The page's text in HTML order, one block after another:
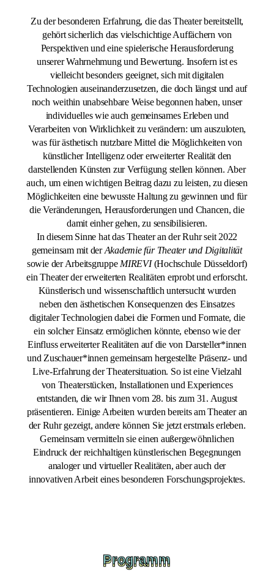
Zu der besonderen Erfahrung, die das Theater bereitstellt,
gehört sicherlich das vielschichtige Auffächern von
Perspektiven und eine spielerische Herausforderung
unserer Wahrnehmung und Bewertung. Insofern ist es
vielleicht besonders geeignet, sich mit digitalen
Technologien auseinanderzusetzen, die doch längst und auf
noch weithin unabsehbare Weise begonnen haben, unser
individuelles wie auch gemeinsames Erleben und
Verarbeiten von Wirklichkeit zu verändern: um auszuloten,
was für ästhetisch nutzbare Mittel die Möglichkeiten von
künstlicher Intelligenz oder erweiterter Realität den
darstellenden Künsten zur Verfügung stellen können. Aber
auch, um einen wichtigen Beitrag dazu zu leisten, zu diesen
Möglichkeiten eine bewusste Haltung zu gewinnen und für
die Veränderungen, Herausforderungen und Chancen, die
damit einher gehen, zu sensibilisieren.
In diesem Sinne hat das Theater an der Ruhr seit 2022
gemeinsam mit derAkademie für Theater und Digitalität
sowie der Arbeitsgruppe MIREVI(Hochschule Düsseldorf)
ein Theater der erweiterten Realitäten erprobt und erforscht.
Künstlerisch und wissenschaftlich untersucht wurden
neben den ästhetischen Konsequenzen des Einsatzes
digitaler Technologien dabei die Formen und Formate, die
ein solcher Einsatz ermöglichen könnte, ebenso wie der
Einfluss erweiterter Realitäten auf die von Darsteller*innen
und Zuschauer*innen gemeinsam hergestellte Präsenz- und
Live-Erfahrung der Theatersituation. So ist eine Vielzahl
von Theaterstücken, Installationen und Experiences
entstanden, die wir Ihnen vom 28. bis zum 31. August
präsentieren. Einige Arbeiten wurden bereits am Theater an
der Ruhr gezeigt, andere können Sie jetzt erstmals erleben.
Gemeinsam vermitteln sie einen außergewöhnlichen
Eindruck der reichhaltigen künstlerischen Begegnungen
analoger und virtueller Realitäten, aber auch der
innovativen Arbeit eines besonderen Forschungsprojektes.
Programm
Programm